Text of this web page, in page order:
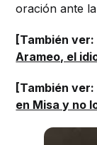
oración ante
[También ver:
Arameo, el
[También ver:
en Misa y no